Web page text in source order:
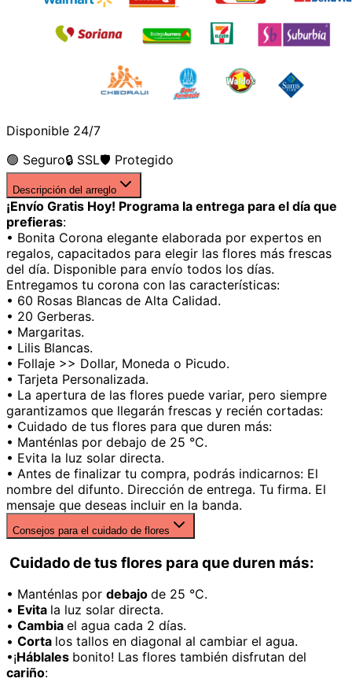
Disponible 24/7
🟢 Seguro🔒 SSL🛡️ Protegido
Descripción del arreglo
¡Envío Gratis Hoy! Programa la entrega para el día que
prefieras:
• Bonita Corona elegante elaborada por expertos en
regalos, capacitados para elegir las flores más frescas
del día. Disponible para envío todos los días.
Entregamos tu corona con las características:
• 60 Rosas Blancas de Alta Calidad.
• 20 Gerberas.
• Margaritas.
• Lilis Blancas.
• Follaje >> Dollar, Moneda o Picudo.
• Tarjeta Personalizada.
• La apertura de las flores puede variar, pero siempre
garantizamos que llegarán frescas y recién cortadas:
• Cuidado de tus flores para que duren más:
• Manténlas por debajo de 25 °C.
• Evita la luz solar directa.
• Antes de finalizar tu compra, podrás indicarnos: El
nombre del difunto. Dirección de entrega. Tu firma. El
mensaje que deseas incluir en la banda.
Consejos para el cuidado de flores
Cuidado de tus flores para que duren más:
• Manténlas por debajo de 25 °C.
• Evita la luz solar directa.
• Cambia el agua cada 2 días.
• Corta los tallos en diagonal al cambiar el agua.
•¡Háblales bonito! Las flores también disfrutan del
cariño: